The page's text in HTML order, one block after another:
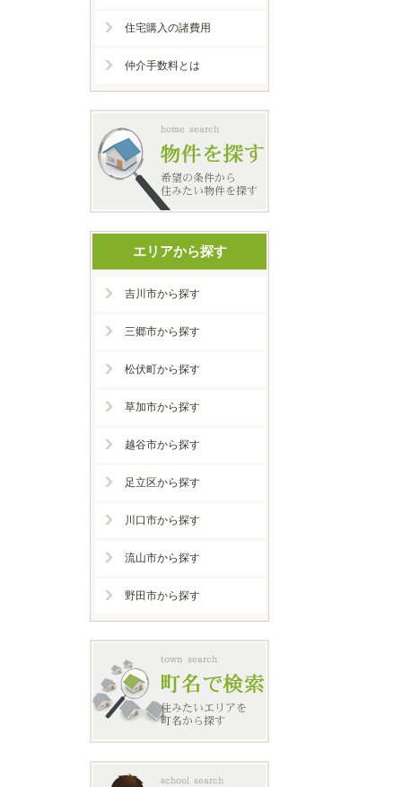
住宅購入の諸費用
仲介手数料とは
エリアから探す
吉川市から探す
三郷市から探す
松伏町から探す
草加市から探す
越谷市から探す
足立区から探す
川口市から探す
流山市から探す
野田市から探す